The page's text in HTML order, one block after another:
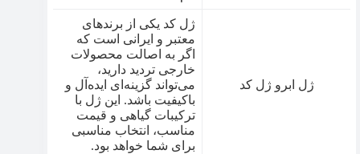
ژل ابرو ژل کد
ژل کد یکی از برندهای
معتبر و ایرانی است که
اگر به اصالت محصولات
خارجی تردید دارید،
می‌تواند گزینه‌ای ایده‌آل و
باکیفیت باشد. این ژل با
ترکیبات گیاهی و قیمت
مناسب، انتخاب مناسبی
برای شما خواهد بود.